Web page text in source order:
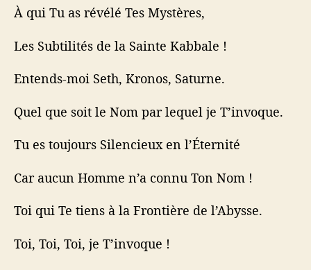
À qui Tu as révélé Tes Mystères,
Les Subtilités de la Sainte Kabbale !
Entends-moi Seth, Kronos, Saturne.
Quel que soit le Nom par lequel je T’invoque.
Tu es toujours Silencieux en l’Éternité
Car aucun Homme n’a connu Ton Nom !
Toi qui Te tiens à la Frontière de l’Abysse.
Toi, Toi, Toi, je T’invoque !